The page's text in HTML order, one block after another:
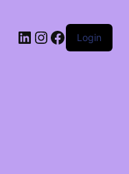
LinkedIn
Instagram
Facebook
Login